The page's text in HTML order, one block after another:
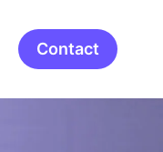
Contact